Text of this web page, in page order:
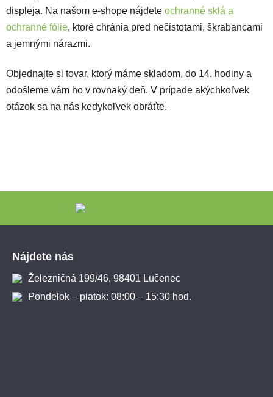
displeja. Na našom e-shope nájdete ochranné sklá a
ochranné fólie, ktoré chránia pred nečistotami, škrabancami
a jemnými nárazmi.
Objednajte si tovar, ktorý máme skladom, do 14. hodiny a
odošleme vám ho v rovnaký deň. V prípade akýchkoľvek
otázok sa na nás kedykoľvek obráťte.
Nájdete nás
Železničná 199/46, 98401 Lučenec
Pondelok – piatok: 08:00 – 15:30 hod.